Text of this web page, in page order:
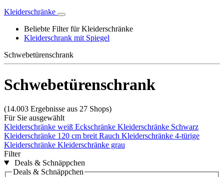
Kleiderschränke
Beliebte Filter für Kleiderschränke
Kleiderschrank mit Spiegel
Schwebetürenschrank
Schwebetürenschrank
(14.003 Ergebnisse aus 27 Shops)
Für Sie ausgewählt
Kleiderschränke weiß Eckschränke Kleiderschränke Schwarz
Kleiderschränke 120 cm breit Rauch Kleiderschränke 4-türige
Kleiderschränke Kleiderschränke grau
Filter
Deals & Schnäppchen
Deals & Schnäppchen